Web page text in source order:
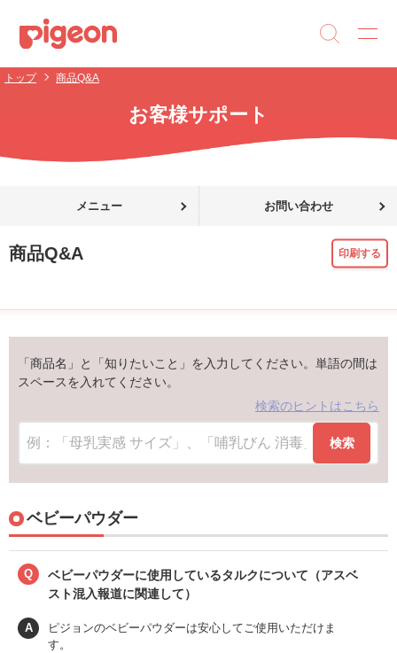
トップ 商品Q&A
お客様サポート
メニュー お問い合わせ
商品Q&A 印刷する
「商品名」と「知りたいこと」を入力してください。単語の間は
スペースを入れてください。
検索のヒントはこちら
検索
ベビーパウダー
Q
ベビーパウダーに使用しているタルクについて（アスベ
スト混入報道に関連して）
A
ピジョンのベビーパウダーは安心してご使用いただけま
す。